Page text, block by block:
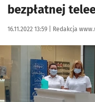
bezpłatnej
Data publikacji:
16.11.2022 13:59 | Autor:
Redakcja
Kliknij, aby powiększyć